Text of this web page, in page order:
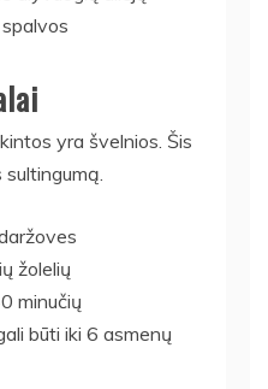
yra švelnios. Šis
žolelių
minučių
būti iki 6 asmenų